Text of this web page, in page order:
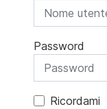
Password
Ricordami